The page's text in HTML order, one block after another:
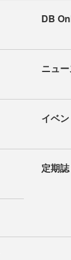
DB
ニュ
イベン
定期誌